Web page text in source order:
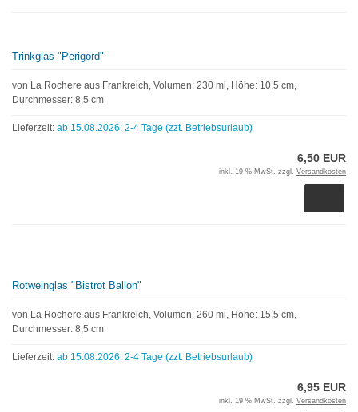
Trinkglas "Perigord"
von La Rochere aus Frankreich, Volumen: 230 ml, Höhe: 10,5 cm,
Durchmesser: 8,5 cm
Lieferzeit: ab 15.08.2026: 2-4 Tage (zzt. Betriebsurlaub)
6,50 EUR
inkl. 19 % MwSt. zzgl. Versandkosten
Rotweinglas "Bistrot Ballon"
von La Rochere aus Frankreich, Volumen: 260 ml, Höhe: 15,5 cm,
Durchmesser: 8,5 cm
Lieferzeit: ab 15.08.2026: 2-4 Tage (zzt. Betriebsurlaub)
6,95 EUR
inkl. 19 % MwSt. zzgl. Versandkosten